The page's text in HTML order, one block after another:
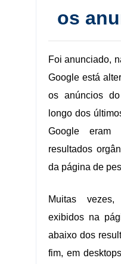
os
Foi anunciado,
Google está
os anúncios
longo dos
Google eram
resultados
da página de
Muitas
exibidos na
abaixo dos
fim, em